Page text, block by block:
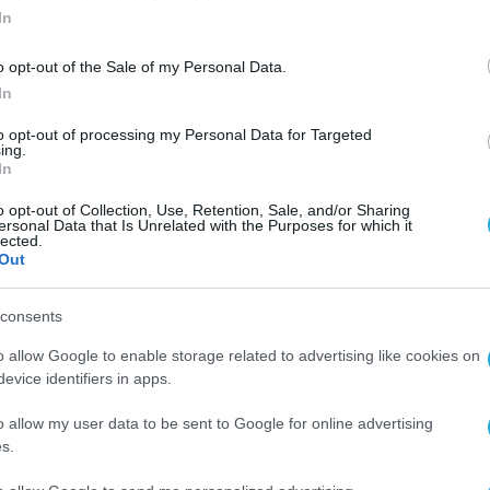
opt-out of the Sale of my Personal Data.
opt-out of processing my Personal Data for Targeted
opt-out of Collection, Use, Retention, Sale, and/or Sharing
Data that Is Unrelated with the Purposes for which it
allow Google to enable storage related to advertising like cookies on
identifiers in apps.
allow my user data to be sent to Google for online advertising